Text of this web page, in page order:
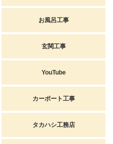
お風呂工事
玄関工事
YouTube
カーポート工事
タカハシ工務店